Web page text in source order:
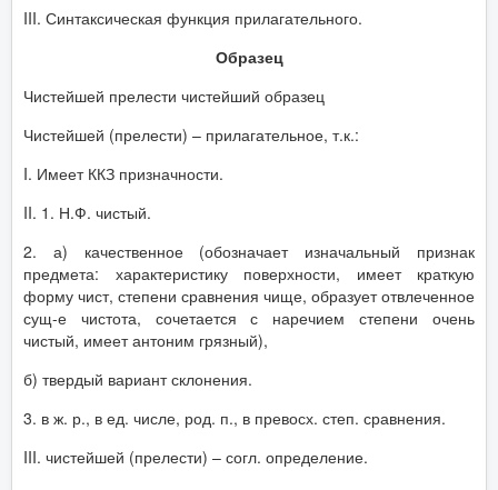
III. Синтаксическая функция прилагательного.
Образец
Чистейшей прелести чистейший образец
Чистейшей (прелести) – прилагательное, т.к.:
I. Имеет ККЗ призначности.
II. 1. Н.Ф. чистый.
2. а) качественное (обозначает изначальный признак
предмета: характеристику поверхности, имеет краткую
форму чист, степени сравнения чище, образует отвлеченное
сущ-е чистота, сочетается с наречием степени очень
чистый, имеет антоним грязный),
б) твердый вариант склонения.
3. в ж. р., в ед. числе, род. п., в превосх. степ. сравнения.
III. чистейшей (прелести) – согл. определение.